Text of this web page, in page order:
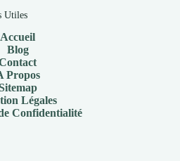
Utiles
Accueil
Blog
Propos
Légales
Confidentialité